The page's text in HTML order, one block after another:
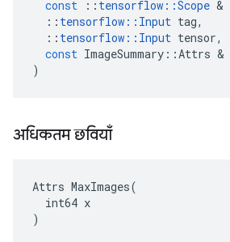
const
:: tensorflow ::Scope &
:: tensorflow :: Input tag,
:: tensorflow :: Input tensor,
const ImageSummary ::Attrs &
)
अधिकतम छवियाँ
Attrs MaxImages(
  int64 x
)